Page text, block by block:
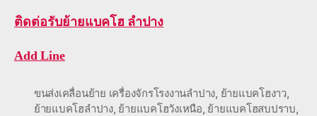
ติดต่อรับย้ายแบคโฮ ลำปาง
Add Line
ขนส่งเคลื่อนย้าย เครื่องจักรโรงงานลำปาง, ย้ายแบคโฮงาว,
ย้ายแบคโฮลำปาง, ย้ายแบคโฮวังเหนือ, ย้ายแบคโฮสบปราบ,